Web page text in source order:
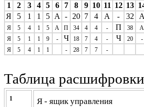
1 2 3 4 5 6 7 8 9 10 11 12 13
Я
5 1 1 5 А - 20 7 4 А - 32 А
Я 5 4 1 5 А П 34 4 4 - П 38 А
Я
5 1 1 9 - Ч 18 7 4 - Ч 20 -
Я
5 4 1 1 - 28 7 7 -
Таблица
1 Я - ящик управления